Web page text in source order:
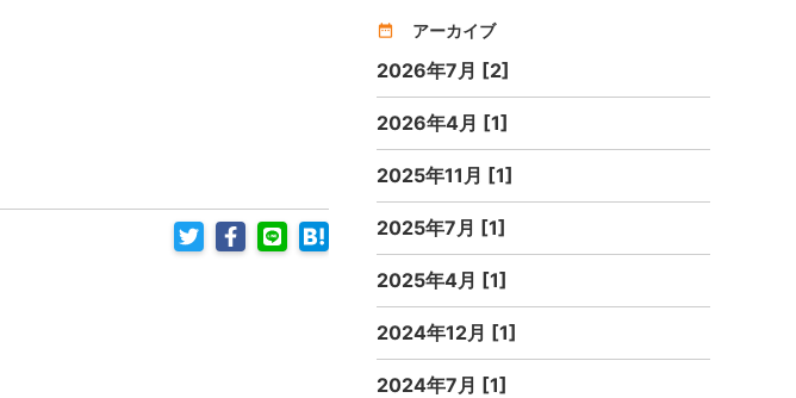
date_range アーカイブ
2026年7月 [2]
2026年4月 [1]
2025年11月 [1]
2025年7月 [1]
2025年4月 [1]
2024年12月 [1]
2024年7月 [1]